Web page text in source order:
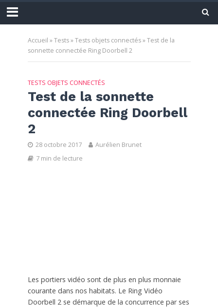
Accueil »Tests»Tests objets connectés»Test de la
sonnette connectée Ring Doorbell 2
TESTS OBJETS CONNECTÉS
Test de la sonnette
connectée Ring Doorbell
2
28 octobre 2017
Aurélien Brunet
7 min de lecture
Les portiers vidéo sont de plus en plus monnaie
courante dans nos habitats. Le Ring Vidéo
Doorbell 2 se démarque de la concurrence par ses